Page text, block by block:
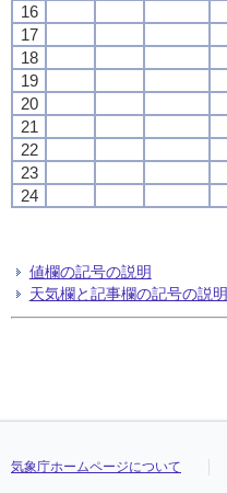
16
17
18
19
20
21
22
23
24
値欄の記号の説明
天気欄と記事欄の記号の説明
気象庁ホームページについて